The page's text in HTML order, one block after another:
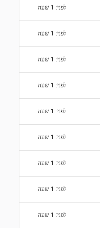
לפני: 1 שעה
לפני: 1 שעה
לפני: 1 שעה
לפני: 1 שעה
לפני: 1 שעה
לפני: 1 שעה
לפני: 1 שעה
לפני: 1 שעה
לפני: 1 שעה